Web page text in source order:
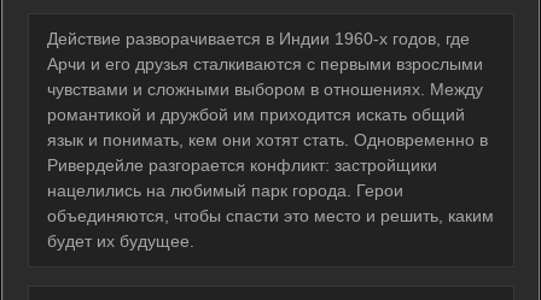
Действие разворачивается в Индии 1960-х годов, где
Арчи и его друзья сталкиваются с первыми взрослыми
чувствами и сложными выбором в отношениях. Между
романтикой и дружбой им приходится искать общий
язык и понимать, кем они хотят стать. Одновременно в
Ривердейле разгорается конфликт: застройщики
нацелились на любимый парк города. Герои
объединяются, чтобы спасти это место и решить, каким
будет их будущее.